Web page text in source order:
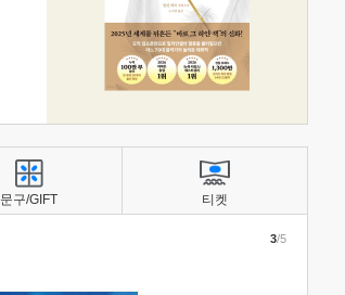
3/5
문구/GIFT 티켓